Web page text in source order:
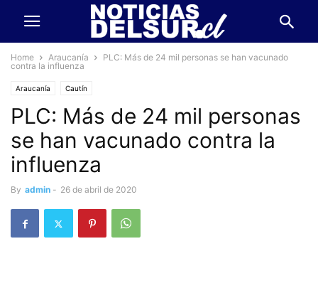
Home Araucanía
PLC: Más de 24 mil personas se han vacunado
contra la influenza
Araucanía Cautín
PLC: Más de 24 mil personas
se han vacunado contra la
influenza
By admin - 26 de abril de 2020